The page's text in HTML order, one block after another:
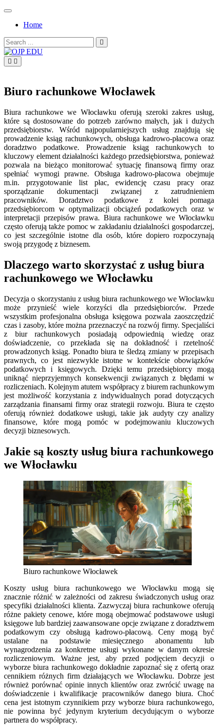
Skip
contentHome
Search
for:
Biuro rachunkowe Włocławek
Biura rachunkowe we Włocławku oferują szeroki zakres usług,
które są dostosowane do potrzeb zarówno małych, jak i dużych
przedsiębiorstw. Wśród najpopularniejszych usług znajdują się
prowadzenie ksiąg rachunkowych, obsługa kadrowo-płacowa oraz
doradztwo podatkowe. Prowadzenie ksiąg rachunkowych to
kluczowy element działalności każdego przedsiębiorstwa, ponieważ
pozwala na bieżąco monitorować sytuację finansową firmy oraz
spełniać wymogi prawne. Obsługa kadrowo-płacowa obejmuje
m.in. przygotowanie list płac, ewidencję czasu pracy oraz
sporządzanie dokumentacji związanej z zatrudnieniem
pracowników. Doradztwo podatkowe z kolei pomaga
przedsiębiorcom w optymalizacji obciążeń podatkowych oraz w
interpretacji przepisów prawa. Biura rachunkowe we Włocławku
często oferują także pomoc w zakładaniu działalności gospodarczej,
co jest szczególnie istotne dla osób, które dopiero rozpoczynają
swoją przygodę z biznesem.
Dlaczego warto skorzystać z usług biura
rachunkowego we Włocławku
Decyzja o skorzystaniu z usług biura rachunkowego we Włocławku
może przynieść wiele korzyści dla przedsiębiorców. Przede
wszystkim profesjonalna obsługa księgowa pozwala zaoszczędzić
czas i zasoby, które można przeznaczyć na rozwój firmy. Specjaliści
z biur rachunkowych posiadają odpowiednią wiedzę oraz
doświadczenie, co przekłada się na dokładność i rzetelność
prowadzonych ksiąg. Ponadto biura te śledzą zmiany w przepisach
prawnych, co jest niezwykle istotne w kontekście obowiązków
podatkowych i księgowych. Dzięki temu przedsiębiorcy mogą
uniknąć nieprzyjemnych konsekwencji związanych z błędami w
rozliczeniach. Kolejnym atutem współpracy z biurem rachunkowym
jest możliwość korzystania z indywidualnych porad dotyczących
zarządzania finansami firmy oraz strategii rozwoju. Biura te często
oferują również dodatkowe usługi, takie jak audyty czy analizy
finansowe, które mogą pomóc w podejmowaniu kluczowych
decyzji biznesowych.
Jakie są koszty usług biura rachunkowego
we Włocławku
Biuro rachunkowe Włocławek
Koszty usług biura rachunkowego we Włocławku mogą się
znacznie różnić w zależności od zakresu świadczonych usług oraz
specyfiki działalności klienta. Zazwyczaj biura rachunkowe oferują
różne pakiety cenowe, które mogą obejmować podstawowe usługi
księgowe lub bardziej zaawansowane opcje związane z doradztwem
podatkowym czy obsługą kadrowo-płacową. Ceny mogą być
ustalane na podstawie miesięcznego abonamentu lub
wynagrodzenia za konkretne usługi wykonane w danym okresie
rozliczeniowym. Ważne jest, aby przed podjęciem decyzji o
wyborze biura rachunkowego dokładnie zapoznać się z ofertą oraz
cennikiem różnych firm działających we Włocławku. Dobrze jest
również porównać opinie innych klientów oraz zwrócić uwagę na
doświadczenie i kwalifikacje pracowników danego biura. Choć
cena jest istotnym czynnikiem przy wyborze biura rachunkowego,
nie powinna być jedynym kryterium decydującym o wyborze
partnera do współpracy.